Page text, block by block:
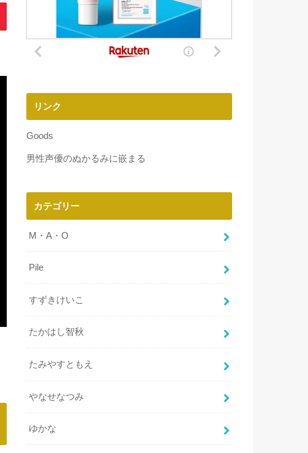
リンク
Goods
男性声優のぬかるみに嵌まる
カテゴリー
M・A・O
Pile
すずきけいこ
たかはし智秋
たみやすともえ
やなせなつみ
ゆかな